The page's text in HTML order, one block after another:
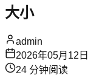
大小
admin
2026年05月12日
24 分钟阅读